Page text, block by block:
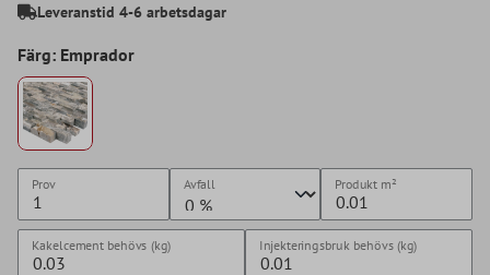
Leveranstid 4-6 arbetsdagar
Färg: Emprador
Prov Avfall Produkt m²
Kakelcement behövs (kg) Injekteringsbruk behövs (kg)